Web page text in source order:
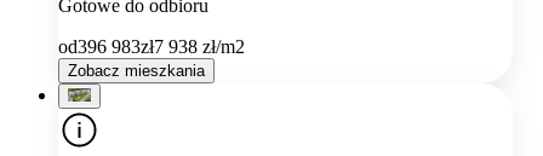
Gotowe do odbioru
od396 983zł7 938 zł/m2
Zobacz mieszkania